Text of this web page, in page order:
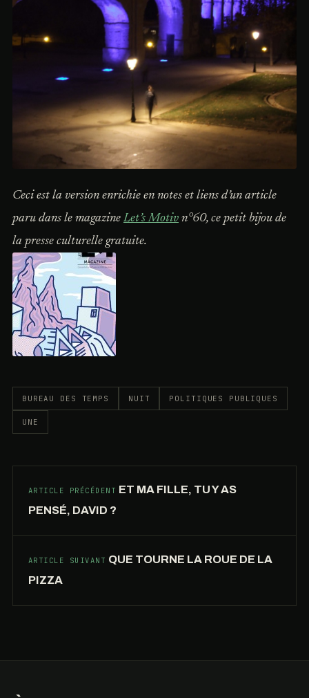
Ceci est la version enrichie en notes et liens d’un article
paru dans le magazine Let’s Motiv n°60, ce petit bijou de
la presse culturelle gratuite.
BUREAU DES TEMPS NUIT POLITIQUES PUBLIQUES
UNE
ARTICLE PRÉCÉDENT ET MA FILLE, TU Y AS
PENSÉ, DAVID ?
ARTICLE SUIVANT QUE TOURNE LA ROUE DE LA
PIZZA
GEORGES
FRÊCHE
L’INSTRUMENTALISATION
CUISINE-
PRINTEMPS,